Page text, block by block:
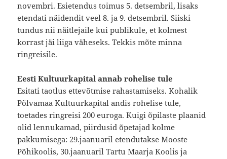
novembri. Esietendus toimus 5. detsembril, lisaks
etendati näidendit veel 8. ja 9. detsembril. Siiski
tundus nii näitlejaile kui publikule, et kolmest
korrast jäi liiga väheseks. Tekkis mõte minna
ringreisile.
Eesti Kultuurkapital annab rohelise tule
Esitati taotlus ettevõtmise rahastamiseks. Kohalik
Põlvamaa Kultuurkapital andis rohelise tule,
toetades ringreisi 200 euroga. Kuigi õpilaste plaanid
olid lennukamad, piirdusid õpetajad kolme
pakkumisega: 29.jaanuaril etendutakse Mooste
Põhikoolis, 30.jaanuaril Tartu Maarja Koolis ja